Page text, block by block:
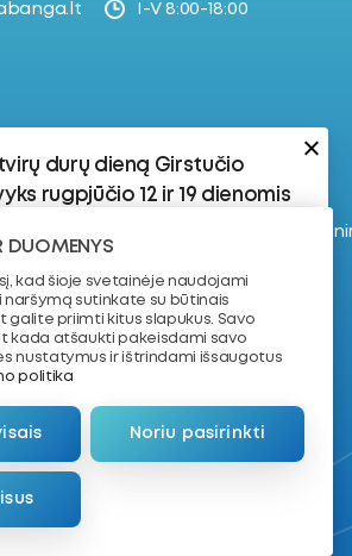
I-V 8:00-18:00
Stovyklos
Registruokis į plaukimo
Apie mus
NVŠ krepšelis
DUOMENYS
kad šioje svetainėje naudojami
naršymą sutinkate su būtinais
galite priimti kitus slapukus. Savo
kada atšaukti pakeisdami savo
nustatymus ir ištrindami išsaugotus
politika
Noriu pasirinkti
durų dieną Girstučio
rugpjūčio 12 ir 19 dienomis
8–16 metų vaikams | 4–8 lygis
jau yra susipažinę su
turi plaukimo pagrindus.
7–11 metų vaikams | Dailusis
| 4–8 metų vaikams | 1–3